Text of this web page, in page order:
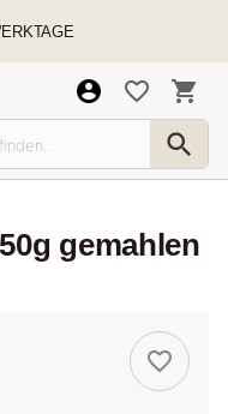
gemahlen